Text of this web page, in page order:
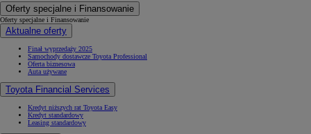
Oferty specjalne i Finansowanie
Oferty specjalne i Finansowanie
Aktualne oferty
Finał wyprzedaży 2025
Samochody dostawcze Toyota Professional
Oferta biznesowa
Auta używane
Toyota Financial Services
Kredyt niższych rat Toyota Easy
Kredyt standardowy
Leasing standardowy